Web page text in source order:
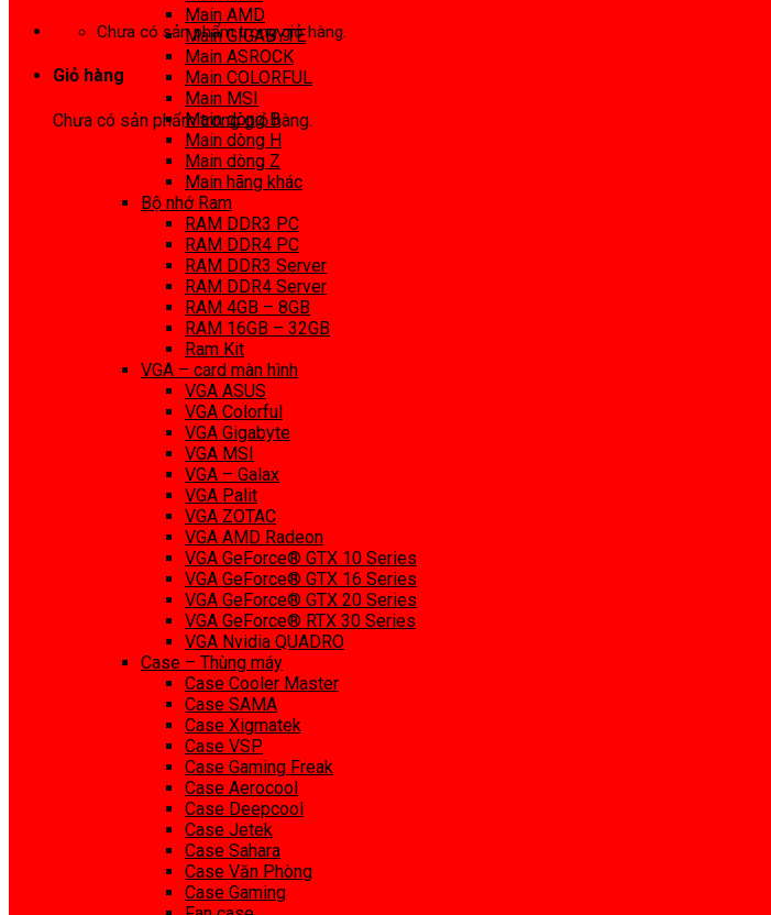
Chưa có sản phẩm trong giỏ hàng.
Giỏ hàng
Chưa có sản phẩm trong giỏ hàng.
Main AMD
Main GIGABYTE
Main ASROCK
Main COLORFUL
Main MSI
Main dòng B
Main dòng H
Main dòng Z
Main hãng khác
Bộ nhớ Ram
RAM DDR3 PC
RAM DDR4 PC
RAM DDR3 Server
RAM DDR4 Server
RAM 4GB – 8GB
RAM 16GB – 32GB
Ram Kit
VGA – card màn hình
VGA ASUS
VGA Colorful
VGA Gigabyte
VGA MSI
VGA – Galax
VGA Palit
VGA ZOTAC
VGA AMD Radeon
VGA GeForce® GTX 10 Series
VGA GeForce® GTX 16 Series
VGA GeForce® GTX 20 Series
VGA GeForce® RTX 30 Series
VGA Nvidia QUADRO
Case – Thùng máy
Case Cooler Master
Case SAMA
Case Xigmatek
Case VSP
Case Gaming Freak
Case Aerocool
Case Deepcool
Case Jetek
Case Sahara
Case Văn Phòng
Case Gaming